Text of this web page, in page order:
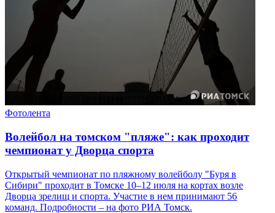
Фотолента
Волейбол на томском "пляже": как проходит
чемпионат у Дворца спорта
Открытый чемпионат по пляжному волейболу "Буря в
Сибири" проходит в Томске 10–12 июля на кортах возле
Дворца зрелищ и спорта. Участие в нем принимают 56
команд. Подробности – на фото РИА Томск.